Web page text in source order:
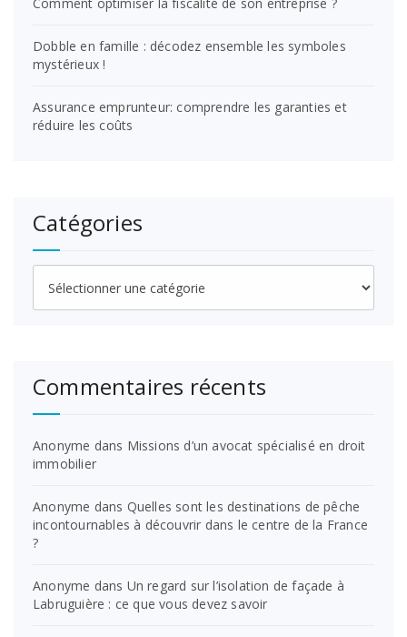
Comment optimiser la fiscalité de son entreprise ?
Dobble en famille : décodez ensemble les symboles
mystérieux !
Assurance emprunteur: comprendre les garanties et
réduire les coûts
Catégories
Commentaires récents
Anonyme dans Missions d’un avocat spécialisé en droit
immobilier
Anonyme dans Quelles sont les destinations de pêche
incontournables à découvrir dans le centre de la France
?
Anonyme dans Un regard sur l’isolation de façade à
Labruguière : ce que vous devez savoir